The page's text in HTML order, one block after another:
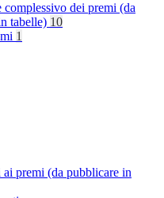
complessivo dei premi (da
tabelle) 10
1
premi (da pubblicare in